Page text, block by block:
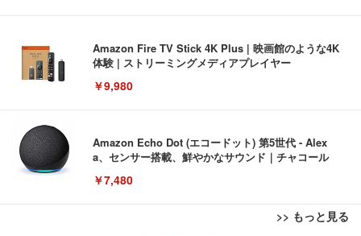
Amazon Fire TV Stick 4K Plus | 映画館のような4K
体験 | ストリーミングメディアプレイヤー
￥9,980
Amazon Echo Dot (エコードット) 第5世代 - Alex
a、センサー搭載、鮮やかなサウンド｜チャコール
￥7,480
>> もっと見る